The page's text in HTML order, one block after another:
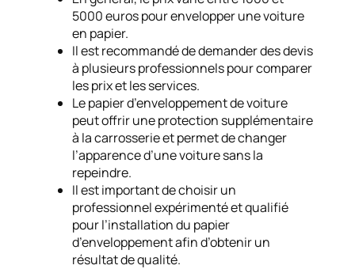
5000 euros pour envelopper une voiture
en papier.
Il est recommandé de demander des devis
à plusieurs professionnels pour comparer
les prix et les services.
Le papier d’enveloppement de voiture
peut offrir une protection supplémentaire
à la carrosserie et permet de changer
l’apparence d’une voiture sans la
repeindre.
Il est important de choisir un
professionnel expérimenté et qualifié
pour l’installation du papier
d’enveloppement afin d’obtenir un
résultat de qualité.